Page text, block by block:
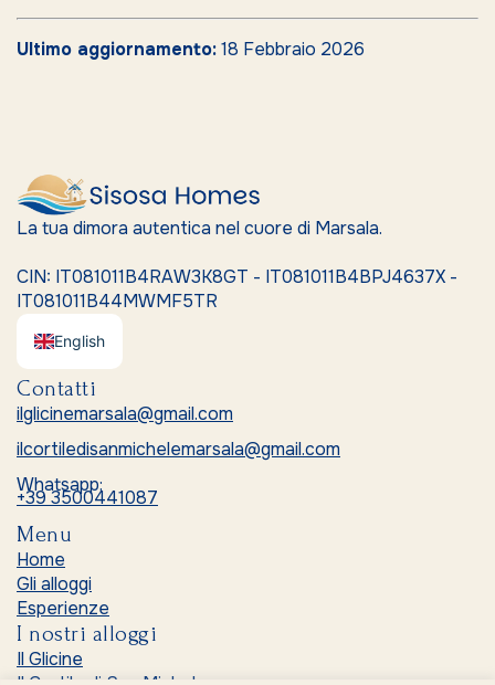
Ultimo aggiornamento:18 Febbraio 2026
La tua dimora autentica nel cuore di Marsala.
CIN: IT081011B4RAW3K8GT - IT081011B4BPJ4637X -
IT081011B44MWMF5TR
English
Contatti
ilglicinemarsala@gmail.com
ilcortiledisanmichelemarsala@gmail.com
Whatsapp:
+39 3500441087
Menu
Home
Gli alloggi
Esperienze
I nostri alloggi
Il Glicine